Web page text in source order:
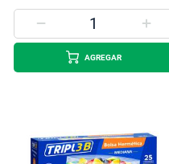
AGREGAR